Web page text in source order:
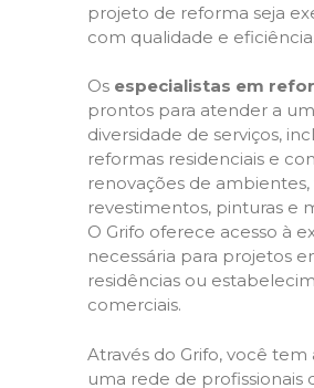
projeto de reforma seja
com qualidade e eficiência.
Os especialistas em
prontos para atender a
diversidade de serviços,
reformas residenciais e
renovações de
revestimentos, pinturas e
O Grifo oferece acesso à
necessária para projetos
residências ou
comerciais.
Através do Grifo, você tem
uma rede de profissionais